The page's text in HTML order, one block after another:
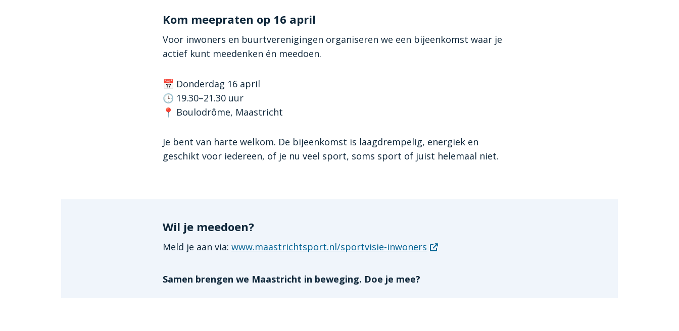
Kom meepraten op 16 april
Voor inwoners en buurtverenigingen organiseren we een bijeenkomst waar je
actief kunt meedenken én meedoen.
📅 Donderdag 16 april
🕒 19.30–21.30 uur
📍 Boulodrôme, Maastricht
Je bent van harte welkom. De bijeenkomst is laagdrempelig, energiek en
geschikt voor iedereen, of je nu veel sport, soms sport of juist helemaal niet.
Wil je meedoen?
Meld je aan via: www.maastrichtsport.nl/sportvisie-inwoners
Samen brengen we Maastricht in beweging. Doe je mee?